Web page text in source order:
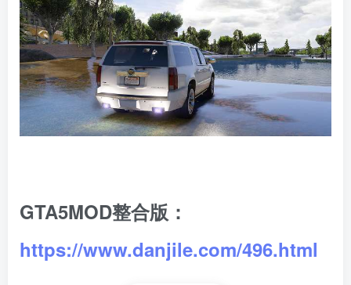
GTA5MOD整合版：
https://www.danjile.com/496.html